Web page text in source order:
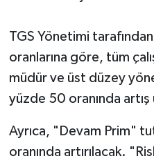
TGS Yönetimi
oranlarına göre, tüm
müdür ve üst düzey
yüzde 50 oranında
Ayrıca, "Devam Prim"
oranında artırılacak.